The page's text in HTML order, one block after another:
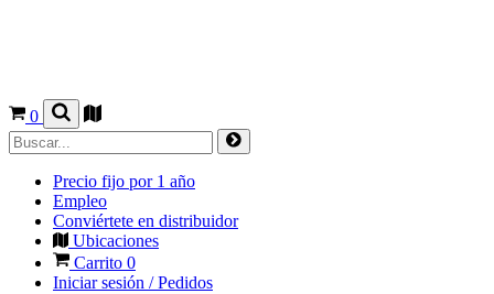
0
Precio fijo por 1 año
Empleo
Conviértete en distribuidor
Ubicaciones
Carrito 0
Iniciar sesión / Pedidos